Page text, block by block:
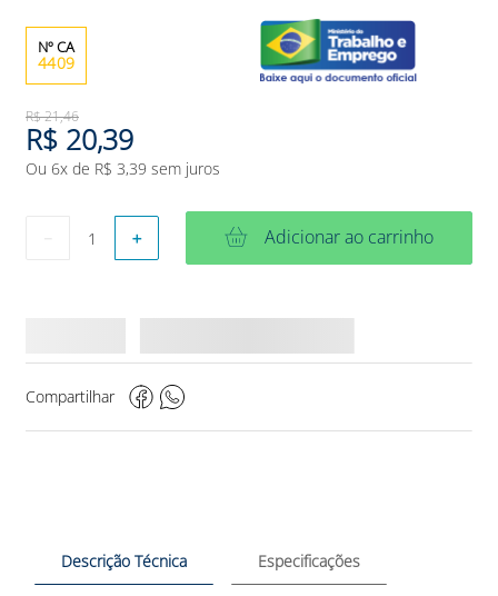
4409
R$21,46
R$ 20,39
Ou 6x de R$ 3,39 sem juros
＋ Adicionar ao carrinho
Compartilhar
Descrição Técnica Especificações